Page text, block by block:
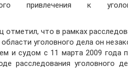
привлечения к
отметил, что в рамках
уголовного дела он
и судом с 11 марта 2009 года
расследования уголовного